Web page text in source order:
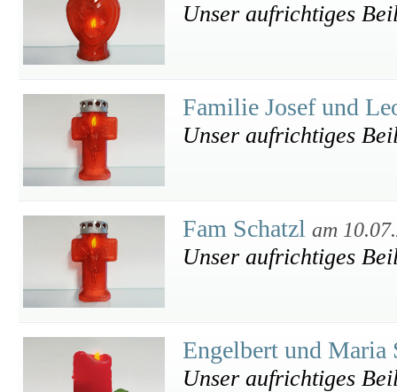
Unser aufrichtiges
Familie Josef und
Unser aufrichtiges
Fam Schatzl am
Unser aufrichtiges
Engelbert und
Unser aufrichtiges